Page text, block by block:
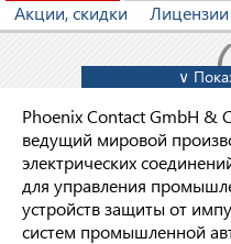
Акции, скидки
Лицензии
∨
Phoenix Contact GmbH &
ведущий мировой
электрических
для управления
устройств защиты от
систем промышленной